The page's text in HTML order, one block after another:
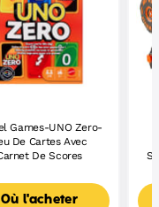
Games-UNO Zero-
De Cartes Avec
De Scores
Où l'acheter